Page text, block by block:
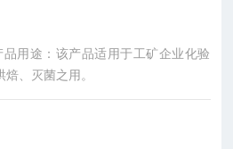
用途：该产品适用于工矿企业化验
、灭菌之用。